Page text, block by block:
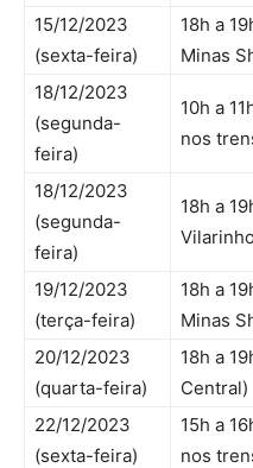
15/12/2023
(sexta-feira)
18h a
Minas
18/12/2023
(segunda-
feira)
10h a
nos
18/12/2023
(segunda-
feira)
18h a
19/12/2023
(terça-feira)
18h a
Minas
20/12/2023
(quarta-feira)
18h a
Central)
22/12/2023
(sexta-feira)
15h a
nos